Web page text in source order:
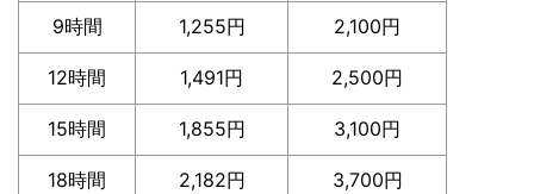
9時間 1,255円 2,100円
12時間 1,491円 2,500円
15時間 1,855円 3,100円
18時間 2,182円 3,700円